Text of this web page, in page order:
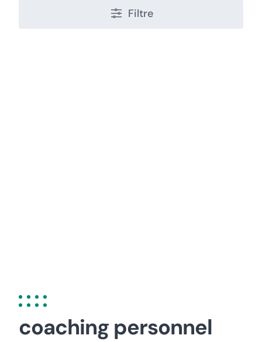
Filtre
coaching personnel